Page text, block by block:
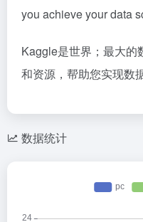
you achieve your data
Kaggle是世界；最大的
和资源，帮助您实现数
数据统计